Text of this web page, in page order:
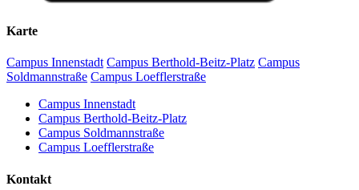
Karte
Campus Innenstadt Campus Berthold-Beitz-Platz Campus
Soldmannstraße Campus Loefflerstraße
Campus Innenstadt
Campus Berthold-Beitz-Platz
Campus Soldmannstraße
Campus Loefflerstraße
Kontakt